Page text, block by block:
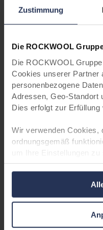
Zustimmung
Die ROCKWOOL
Die ROCKWOOL
Cookies unserer Partner
personenbezogene
Adressen, Geo-Standort
Dies erfolgt zur Erfüllung
Wir verwenden Cookies,
ordnungsgemäß
Benutzererfahrung für
Cookies"), um Ihr
unsere Websiten zu
und um unsere Inhalte
Verhaltens auf unseren